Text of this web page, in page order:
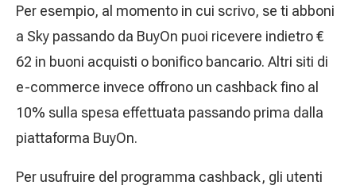
Per esempio, al momento in cui scrivo, se ti abboni
a Sky passando da BuyOn puoi ricevere indietro €
62 in buoni acquisti o bonifico bancario. Altri siti di
e-commerce invece offrono un cashback fino al
10% sulla spesa effettuata passando prima dalla
piattaforma BuyOn.
Per usufruire del programma cashback, gli utenti